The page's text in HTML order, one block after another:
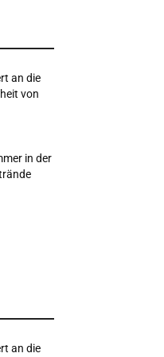
an die
von
in der
an die